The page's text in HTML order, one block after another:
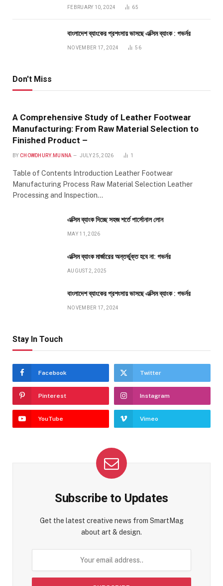
FEBRUARY 10, 2024 65
বাংলাদেশ ব্যাংকের প্রশংসায় ভাসছে এক্সিম ব্যাংক : গভর্নর
NOVEMBER 17, 2024 56
Don't Miss
A Comprehensive Study of Leather Footwear
Manufacturing: From Raw Material Selection to
Finished Product –
BY CHOWDHURY.MUNNA JULY 25, 2026 1
Table of Contents Introduction Leather Footwear
Manufacturing Process Raw Material Selection Leather
Processing and Inspection…
এক্সিম ব্যাংক দিচ্ছে সহজ শর্তে পার্সোনাল লোন
MAY 11, 2026
এক্সিম ব্যাংক মার্জারের অন্তর্ভুক্ত হবে না: গভর্নর
AUGUST 2, 2025
বাংলাদেশ ব্যাংকের প্রশংসায় ভাসছে এক্সিম ব্যাংক : গভর্নর
NOVEMBER 17, 2024
Stay In Touch
Facebook Twitter
Pinterest Instagram
YouTube Vimeo
Subscribe to Updates
Get the latest creative news from SmartMag
about art & design.